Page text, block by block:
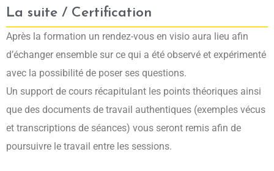
La suite / Certification
Après la formation un rendez-vous en visio aura lieu afin
d’échanger ensemble sur ce qui a été observé et expérimenté
avec la possibilité de poser ses questions.
Un support de cours récapitulant les points théoriques ainsi
que des documents de travail authentiques (exemples vécus
et transcriptions de séances) vous seront remis afin de
poursuivre le travail entre les sessions.